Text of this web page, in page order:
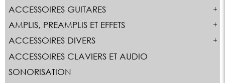
ACCESSOIRES GUITARES
AMPLIS, PREAMPLIS ET EFFETS
ACCESSOIRES DIVERS
ACCESSOIRES CLAVIERS ET AUDIO
SONORISATION